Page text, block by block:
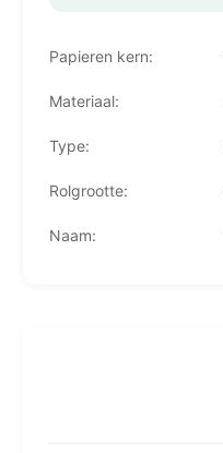
Papieren kern:
Materiaal:
Type:
Rolgrootte:
Naam: